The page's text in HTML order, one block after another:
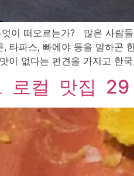
이 떠오르는가? 많은 사람들
, 타파스, 빠에야 등을 말하곤
이 없다는 편견을 가지고 한
로컬 맛집 29